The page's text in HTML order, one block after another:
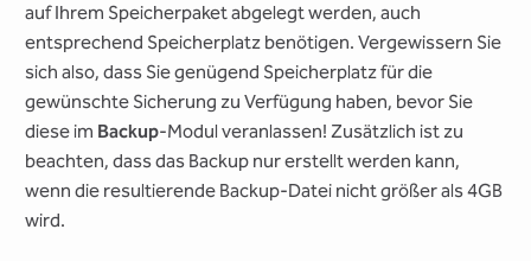
auf Ihrem Speicherpaket abgelegt werden, auch
entsprechend Speicherplatz benötigen. Vergewissern Sie
sich also, dass Sie genügend Speicherplatz für die
gewünschte Sicherung zu Verfügung haben, bevor Sie
diese im Backup-Modul veranlassen! Zusätzlich ist zu
beachten, dass das Backup nur erstellt werden kann,
wenn die resultierende Backup-Datei nicht größer als 4GB
wird.